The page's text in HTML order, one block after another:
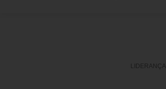
LIDERANÇA